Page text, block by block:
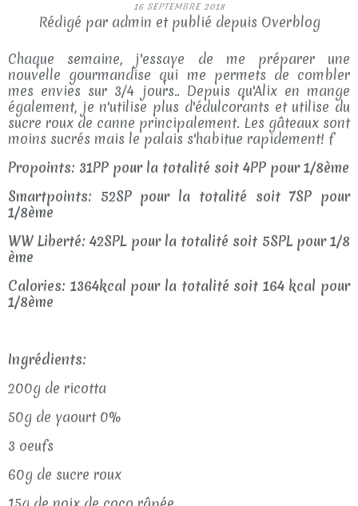
16 SEPTEMBRE 2018
Rédigé par admin et publié depuis Overblog
Chaque semaine, j'essaye de me préparer une
nouvelle gourmandise qui me permets de combler
mes envies sur 3/4 jours.. Depuis qu'Alix en mange
également, je n'utilise plus d'édulcorants et utilise du
sucre roux de canne principalement. Les gâteaux sont
moins sucrés mais le palais s'habitue rapidement! f
Propoints: 31PP pour la totalité soit 4PP pour 1/8ème
Smartpoints: 52SP pour la totalité soit 7SP pour
1/8ème
WW Liberté: 42SPL pour la totalité soit 5SPL pour 1/8
ème
Calories: 1364kcal pour la totalité soit 164 kcal pour
1/8ème
Ingrédients:
200g de ricotta
50g de yaourt 0%
3 oeufs
60g de sucre roux